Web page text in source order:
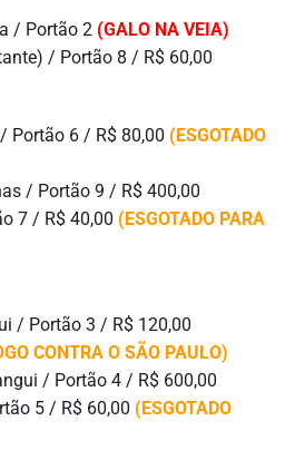
/ Portão 2 (GALO NA VEIA)
/ Portão 8 / R$ 60,00
Portão 6 / R$ 80,00 (ESGOTADO
/ Portão 9 / R$ 400,00
7 / R$ 40,00 (ESGOTADO PARA
/ Portão 3 / R$ 120,00
CONTRA O SÃO PAULO)
/ Portão 4 / R$ 600,00
5 / R$ 60,00 (ESGOTADO